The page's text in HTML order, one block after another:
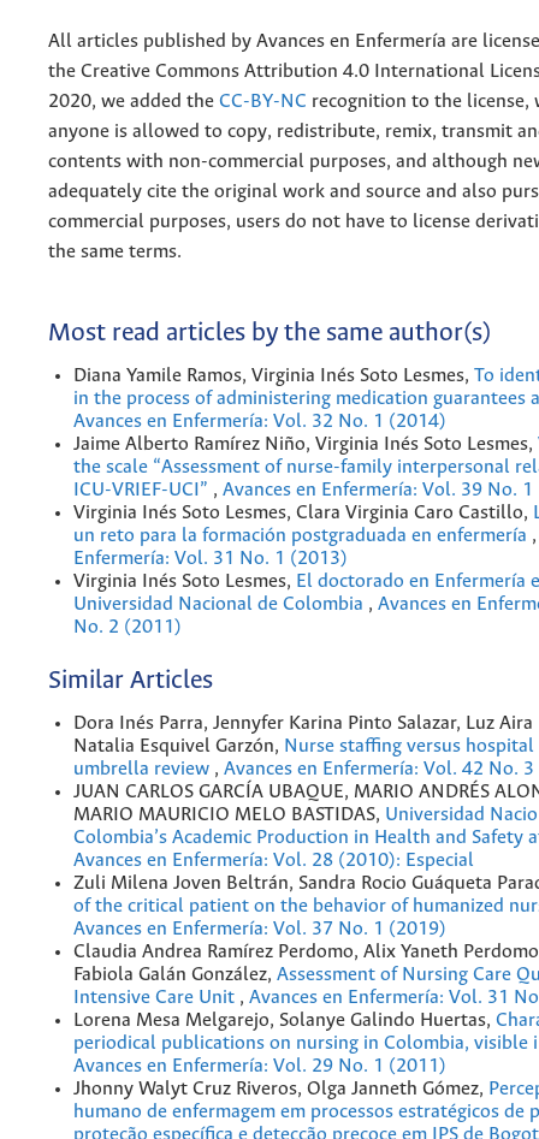
All articles published by Avances en Enfermería are
the Creative Commons Attribution 4.0 International
2020, we added the CC-BY-NC recognition to the license,
anyone is allowed to copy, redistribute, remix, transmit
contents with non-commercial purposes, and although
adequately cite the original work and source and also
commercial purposes, users do not have to license
the same terms.
Most read articles by the same author(s)
Diana Yamile Ramos, Virginia Inés Soto Lesmes, To
in the process of administering medication guarantees
Avances en Enfermería: Vol. 32 No. 1 (2014)
Jaime Alberto Ramírez Niño, Virginia Inés Soto Lesmes,
the scale “Assessment of nurse-family interpersonal
ICU-VRIEF-UCI” , Avances en Enfermería: Vol. 39 No.
Virginia Inés Soto Lesmes, Clara Virginia Caro Castillo,
un reto para la formación postgraduada en enfermería
Enfermería: Vol. 31 No. 1 (2013)
Virginia Inés Soto Lesmes, El doctorado en Enfermería
Universidad Nacional de Colombia , Avances en
No. 2 (2011)
Similar Articles
Dora Inés Parra, Jennyfer Karina Pinto Salazar, Luz Aira
Natalia Esquivel Garzón, Nurse staffing versus
umbrella review , Avances en Enfermería: Vol. 42 No.
JUAN CARLOS GARCÍA UBAQUE, MARIO ANDRÉS
MARIO MAURICIO MELO BASTIDAS, Universidad
Colombia’s Academic Production in Health and Safety
Avances en Enfermería: Vol. 28 (2010): Especial
Zuli Milena Joven Beltrán, Sandra Rocio Guáqueta
of the critical patient on the behavior of humanized
Avances en Enfermería: Vol. 37 No. 1 (2019)
Claudia Andrea Ramírez Perdomo, Alix Yaneth
Fabiola Galán González, Assessment of Nursing Care
Intensive Care Unit , Avances en Enfermería: Vol. 31
Lorena Mesa Melgarejo, Solanye Galindo Huertas,
periodical publications on nursing in Colombia,
Avances en Enfermería: Vol. 29 No. 1 (2011)
Jhonny Walyt Cruz Riveros, Olga Janneth Gómez,
humano de enfermagem em processos estratégicos de
proteção específica e detecção precoce em IPS de